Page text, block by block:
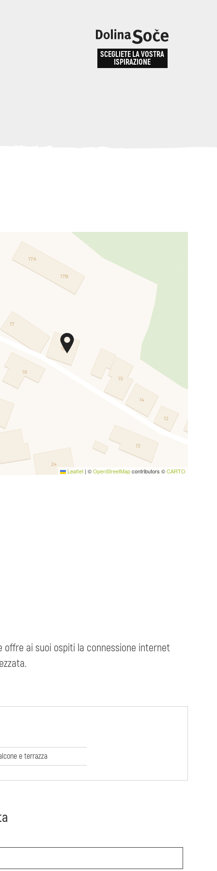
SCEGLIETE LA VOSTRA
ISPIRAZIONE
Leaflet | ©OpenStreetMapcontributors ©CARTO
offre ai suoi ospiti la connessione internet
e terrazza